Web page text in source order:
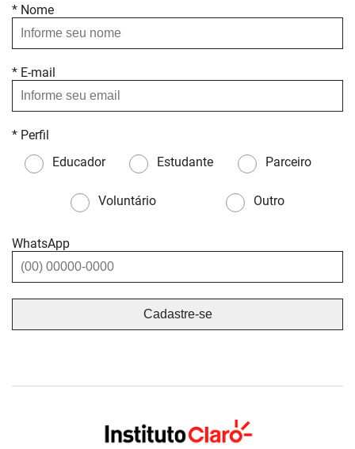
* Nome
* E-mail
* Perfil
Educador
Estudante Parceiro
Voluntário Outro
WhatsApp